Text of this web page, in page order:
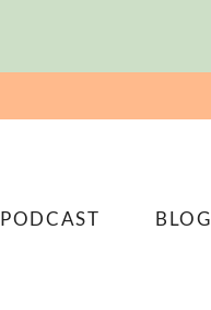
PODCAST BLOG